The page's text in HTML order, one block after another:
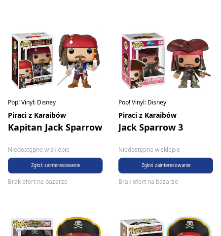
Pop! Vinyl: Disney
Piraci z Karaibów
Kapitan Jack Sparrow
Niedostępne w sklepie
Zgłoś zainteresowanie
Brak ofert na bazarze
Pop! Vinyl: Disney
Piraci z Karaibów
Jack Sparrow 3
Niedostępne w sklepie
Zgłoś zainteresowanie
Brak ofert na bazarze